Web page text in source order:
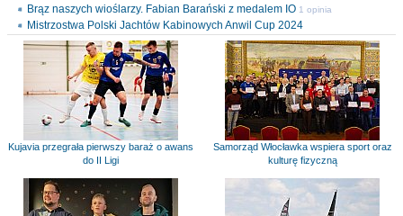
Brąz naszych wioślarzy. Fabian Barański z medalem IO 1 opinia
Mistrzostwa Polski Jachtów Kabinowych Anwil Cup 2024
Kujavia przegrała pierwszy baraż o awans
do II Ligi
Samorząd Włocławka wspiera sport oraz
kulturę fizyczną